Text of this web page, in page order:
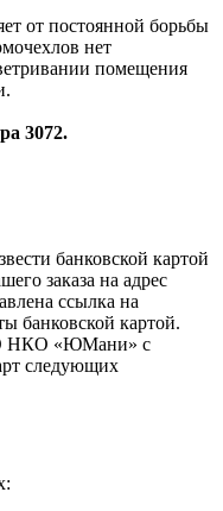
от постоянной борьбы
нет
помещения
3072.
банковской картой
заказа на адрес
ссылка на
банковской картой.
НКО «ЮМани» с
следующих